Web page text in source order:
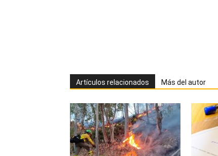
Artículos relacionados Más del autor